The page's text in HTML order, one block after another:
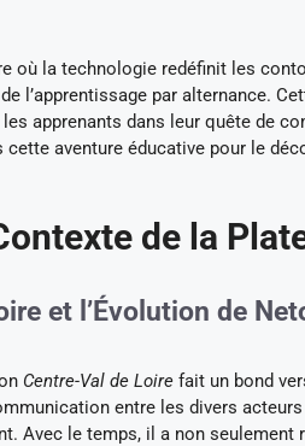
où la technologie redéfinit les
l’apprentissage par alternance.
les apprenants dans leur quête de
cette aventure éducative pour le
de la
et l’Évolution de
Centre-Val de Loire fait un bond
entre les divers
Avec le temps, il a non